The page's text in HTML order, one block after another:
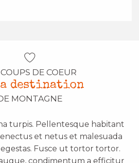
DE COEUR
destination
MONTAGNE
turpis. Pellentesque habitant
et netus et malesuada
Fusce ut tortor tortor.
condimentum a efficitur